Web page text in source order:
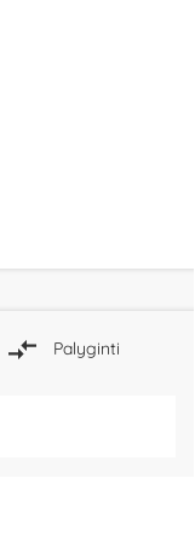
Palyginti